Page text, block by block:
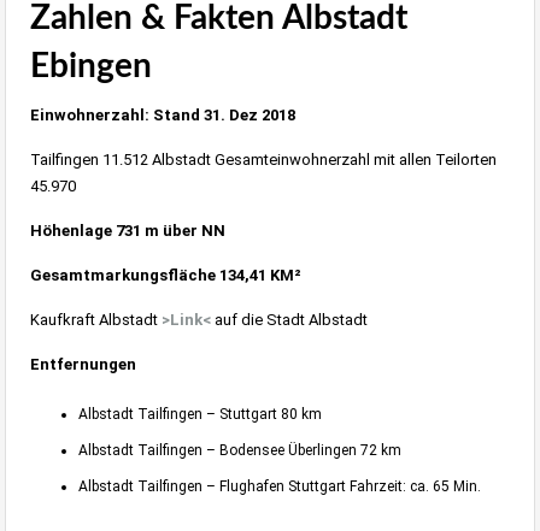
Zahlen & Fakten Albstadt
Ebingen
Einwohnerzahl: Stand 31. Dez 2018
Tailfingen 11.512 Albstadt Gesamteinwohnerzahl mit allen Teilorten
45.970
Höhenlage 731 m über NN
Gesamtmarkungsfläche 134,41 KM²
Kaufkraft Albstadt >Link< auf die Stadt Albstadt
Entfernungen
Albstadt Tailfingen – Stuttgart 80 km
Albstadt Tailfingen – Bodensee Überlingen 72 km
Albstadt Tailfingen – Flughafen Stuttgart Fahrzeit: ca. 65 Min.